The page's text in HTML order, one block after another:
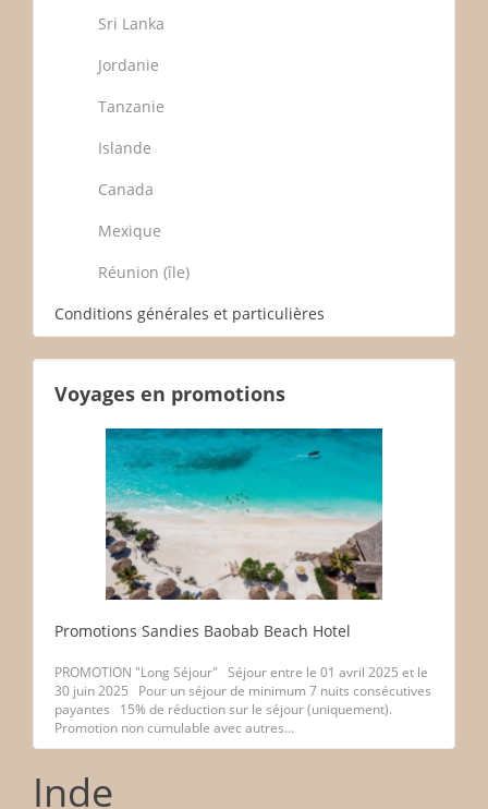
Sri Lanka
Jordanie
Tanzanie
Islande
Canada
Mexique
Réunion (île)
Conditions générales et particulières
Voyages en promotions
Promotions Sandies Baobab Beach Hotel
PROMOTION "Long Séjour" Séjour entre le 01 avril 2025 et le
30 juin 2025 Pour un séjour de minimum 7 nuits consécutives
payantes 15% de réduction sur le séjour (uniquement).
Promotion non cumulable avec autres...
Inde